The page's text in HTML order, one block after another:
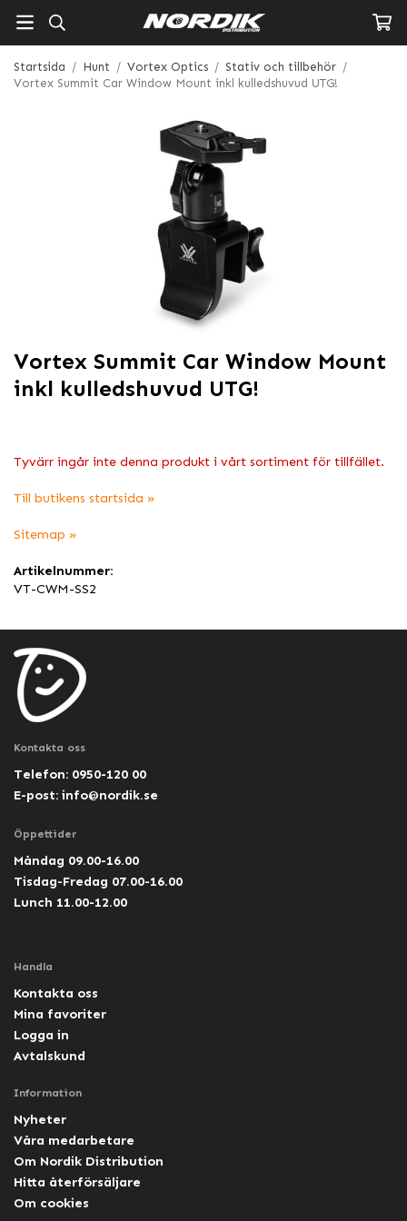
Startsida / Hunt / Vortex Optics / Stativ och tillbehör /
Vortex Summit Car Window Mount inkl kulledshuvud UTG!
Vortex Summit Car Window Mount
inkl kulledshuvud UTG!
Tyvärr ingår inte denna produkt i vårt sortiment för tillfället.
Till butikens startsida »
Sitemap »
Artikelnummer:
VT-CWM-SS2
Kontakta oss
Telefon: 0950-120 00
E-post: info@nordik.se
Öppettider
Måndag 09.00-16.00
Tisdag-Fredag 07.00-16.00
Lunch 11.00-12.00
Handla
Kontakta oss
Mina favoriter
Logga in
Avtalskund
Information
Nyheter
Våra medarbetare
Om Nordik Distribution
Hitta återförsäljare
Om cookies